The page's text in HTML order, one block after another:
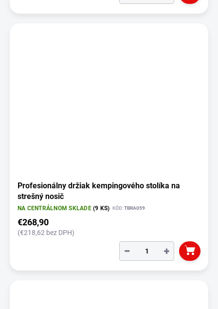
Profesionálny držiak kempingového stolíka na
strešný nosič
NA CENTRÁLNOM SKLADE(9 KS) KÓD:TBRA059
€268,90
(€218,62 bez DPH)
+
−